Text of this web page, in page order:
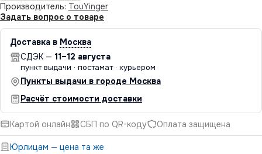
Производитель: TouYinger
Задать вопрос о товаре
Доставка в Москва
СДЭК — 11–12 августа
пункт выдачи · постамат · курьером
Пункты выдачи в городе Москва
Расчёт стоимости доставки
Картой онлайн СБП по QR-коду Оплата защищена
Юрлицам — цена та же